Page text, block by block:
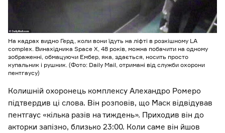
На кадрах видно Герд, коли вони їдуть на ліфті в розкішному LA
complex. Винахідника Space X, 48 років, можна побачити на одному
зображенні, обмацуючи Ембер, яка, здається, носить просто
купальник і рушник. (Фото: Daily Mail, отримані від служби охорони
пентгаусу)
Колишній охоронець комплексу Алехандро Ромеро
підтвердив ці слова. Він розповів, що Маск відвідував
пентгаус «кілька разів на тиждень». Приходив він до
акторки запізно, близько 23:00. Коли саме він йшов